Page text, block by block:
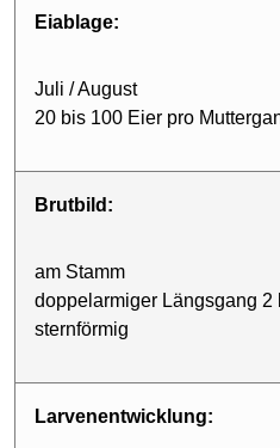
Eiablage:
Juli / August
20 bis 100 Eier pro
Brutbild:
am Stamm
doppelarmiger Längsgang 2
sternförmig
Larvenentwicklung: